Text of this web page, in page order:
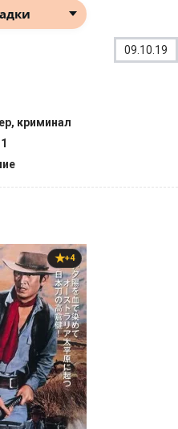
09.10.19
криминал
+4